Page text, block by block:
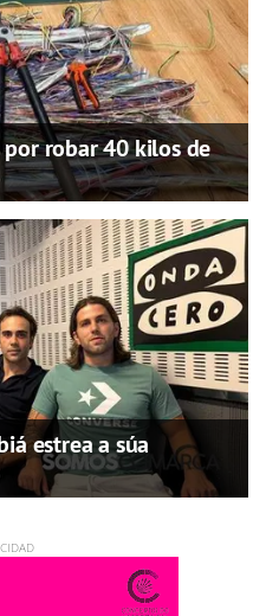
robar 40 kilos de
estrea a súa